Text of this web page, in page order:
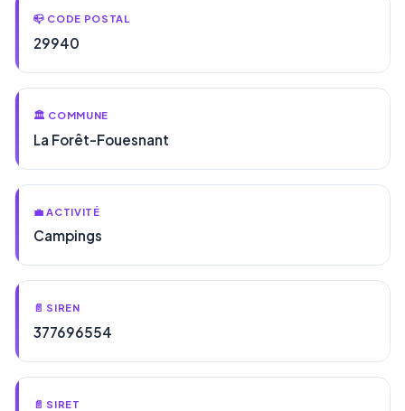
📪 CODE POSTAL
29940
🏛️ COMMUNE
La Forêt-Fouesnant
💼 ACTIVITÉ
Campings
📄 SIREN
377696554
📄 SIRET